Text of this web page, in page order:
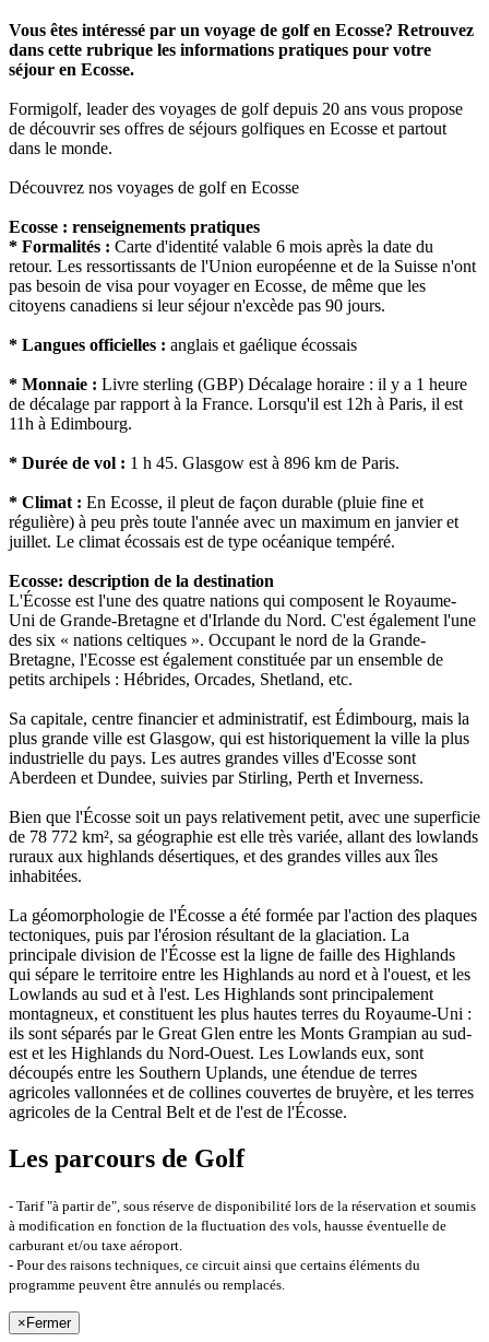
Vous êtes intéressé par un voyage de golf en Ecosse? Retrouvez
dans cette rubrique les informations pratiques pour votre
séjour en Ecosse.
Formigolf, leader des voyages de golf depuis 20 ans vous propose
de découvrir ses offres de séjours golfiques en Ecosse et partout
dans le monde.
Découvrez nos voyages de golf en Ecosse
Ecosse : renseignements pratiques
* Formalités : Carte d'identité valable 6 mois après la date du
retour. Les ressortissants de l'Union européenne et de la Suisse n'ont
pas besoin de visa pour voyager en Ecosse, de même que les
citoyens canadiens si leur séjour n'excède pas 90 jours.
* Langues officielles : anglais et gaélique écossais
* Monnaie : Livre sterling (GBP) Décalage horaire : il y a 1 heure
de décalage par rapport à la France. Lorsqu'il est 12h à Paris, il est
11h à Edimbourg.
* Durée de vol : 1 h 45. Glasgow est à 896 km de Paris.
* Climat : En Ecosse, il pleut de façon durable (pluie fine et
régulière) à peu près toute l'année avec un maximum en janvier et
juillet. Le climat écossais est de type océanique tempéré.
Ecosse: description de la destination
L'Écosse est l'une des quatre nations qui composent le Royaume-
Uni de Grande-Bretagne et d'Irlande du Nord. C'est également l'une
des six « nations celtiques ». Occupant le nord de la Grande-
Bretagne, l'Ecosse est également constituée par un ensemble de
petits archipels : Hébrides, Orcades, Shetland, etc.
Sa capitale, centre financier et administratif, est Édimbourg, mais la
plus grande ville est Glasgow, qui est historiquement la ville la plus
industrielle du pays. Les autres grandes villes d'Ecosse sont
Aberdeen et Dundee, suivies par Stirling, Perth et Inverness.
Bien que l'Écosse soit un pays relativement petit, avec une superficie
de 78 772 km², sa géographie est elle très variée, allant des lowlands
ruraux aux highlands désertiques, et des grandes villes aux îles
inhabitées.
La géomorphologie de l'Écosse a été formée par l'action des plaques
tectoniques, puis par l'érosion résultant de la glaciation. La
principale division de l'Écosse est la ligne de faille des Highlands
qui sépare le territoire entre les Highlands au nord et à l'ouest, et les
Lowlands au sud et à l'est. Les Highlands sont principalement
montagneux, et constituent les plus hautes terres du Royaume-Uni :
ils sont séparés par le Great Glen entre les Monts Grampian au sud-
est et les Highlands du Nord-Ouest. Les Lowlands eux, sont
découpés entre les Southern Uplands, une étendue de terres
agricoles vallonnées et de collines couvertes de bruyère, et les terres
agricoles de la Central Belt et de l'est de l'Écosse.
Les parcours de Golf
- Tarif "à partir de", sous réserve de disponibilité lors de la réservation et soumis
à modification en fonction de la fluctuation des vols, hausse éventuelle de
carburant et/ou taxe aéroport.
- Pour des raisons techniques, ce circuit ainsi que certains éléments du
programme peuvent être annulés ou remplacés.
× Fermer